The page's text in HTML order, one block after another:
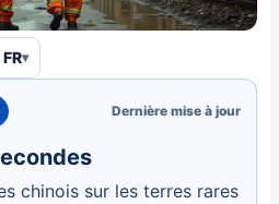
Dernière mise à jour
chinois sur les terres rares